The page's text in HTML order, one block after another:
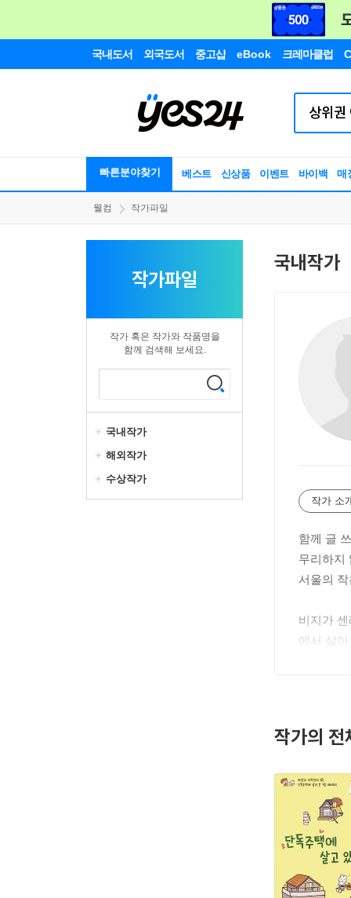
국내도서 외국도서 중고샵 eBook 크레마클럽
빠른분야찾기 베스트 신상품 이벤트 바이백 매
웰컴 작가파일
작가파일
작가 혹은 작가와 작품명을
함께 검색해 보세요.
국내작가
해외작가
수상작가
국내작가
작가 소
함께 글
무리하지
서울의
비지가
에서 살
작가의 전